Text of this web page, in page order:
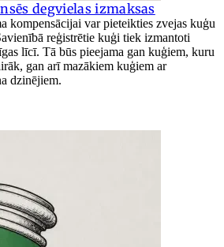
degvielas izmaksas
kompensācijai var pieteikties zvejas kuģu
reģistrētie kuģi tiek izmantoti
līcī. Tā būs pieejama gan kuģiem, kuru
gan arī mazākiem kuģiem ar
dzinējiem.